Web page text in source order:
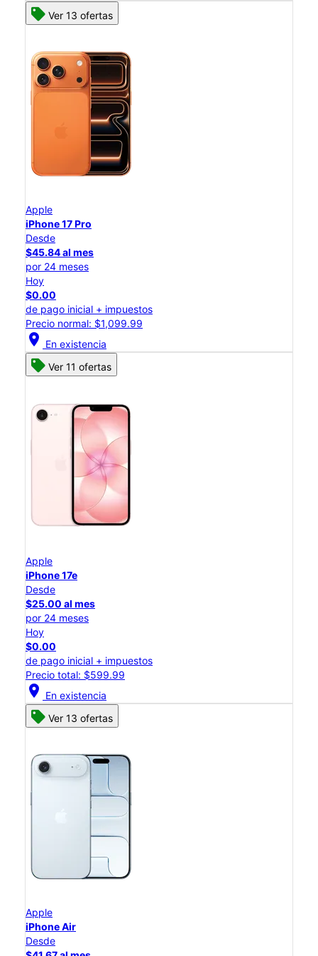
Ver 13 ofertas
Apple
iPhone 17 Pro
Desde
$45.84 al mes
por 24 meses
Hoy
$0.00
de pago inicial + impuestos
Precio normal: $1,099.99
location_on En existencia
Ver 11 ofertas
Apple
iPhone 17e
Desde
$25.00 al mes
por 24 meses
Hoy
$0.00
de pago inicial + impuestos
Precio total: $599.99
location_on En existencia
Ver 13 ofertas
Apple
iPhone Air
Desde